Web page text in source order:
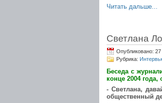
Читать дальше...
Светлана
Опубликовано: 27
Рубрика:
Беседа с
конце 2004
- Светлана,
общественный